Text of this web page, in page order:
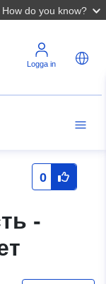
How do you know?
Logga in
0
-